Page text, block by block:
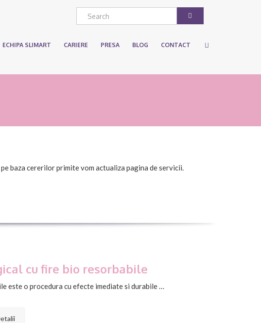
ECHIPA SLIMART CARIERE PRESA BLOG CONTACT
baza cererilor primite vom actualiza pagina de servicii.
cu fire bio resorbabile
este o procedura cu efecte imediate si durabile …